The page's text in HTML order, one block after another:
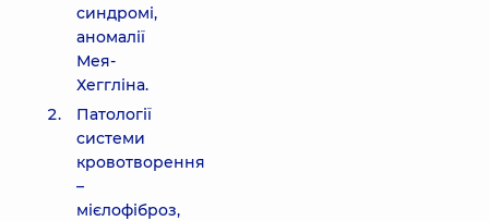
синдромі,
аномалії
Мея-
Хеггліна.
Патології
системи
кровотворення
–
мієлофіброз,